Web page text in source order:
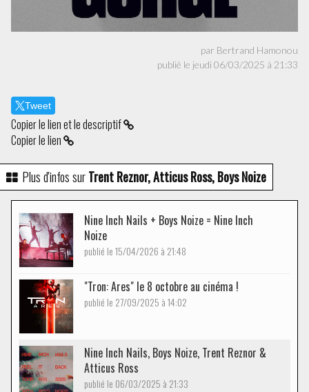
par Bertrand Hamonou
publié le jeudi 06/03/2025 à 21:33
Tweet
Copier le lien et le descriptif
Copier le lien
Plus d'infos surTrent Reznor, Atticus Ross, Boys Noize
Nine Inch Nails + Boys Noize = Nine Inch
Noize
publié le 15/04/2026 à 21:48
"Tron: Ares" le 8 octobre au cinéma !
publié le 27/09/2025 à 14:02
Nine Inch Nails, Boys Noize, Trent Reznor &
Atticus Ross
publié le 06/03/2025 à 21:33